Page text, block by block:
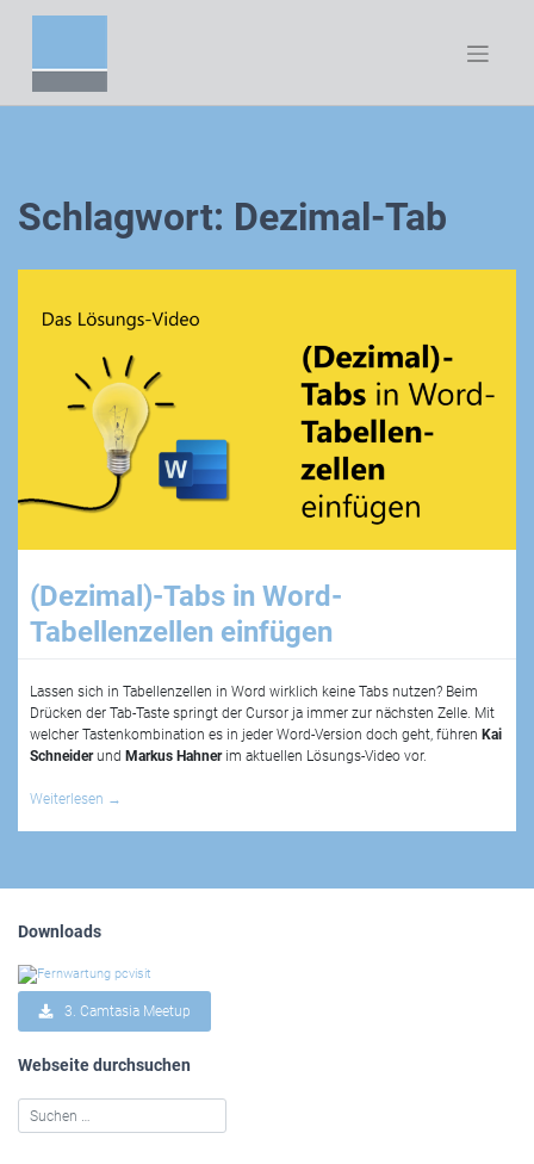
Schlagwort: Dezimal-Tab
(Dezimal)-Tabs in Word-
Tabellenzellen einfügen
Lassen sich in Tabellenzellen in Word wirklich keine Tabs nutzen? Beim
Drücken der Tab-Taste springt der Cursor ja immer zur nächsten Zelle. Mit
welcher Tastenkombination es in jeder Word-Version doch geht, führen Kai
Schneiderund Markus Hahnerim aktuellen Lösungs-Video vor.
Weiterlesen →
Downloads
3. Camtasia Meetup
Webseite durchsuchen